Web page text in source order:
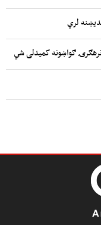
لري
ګواښونه کمیدلی شي